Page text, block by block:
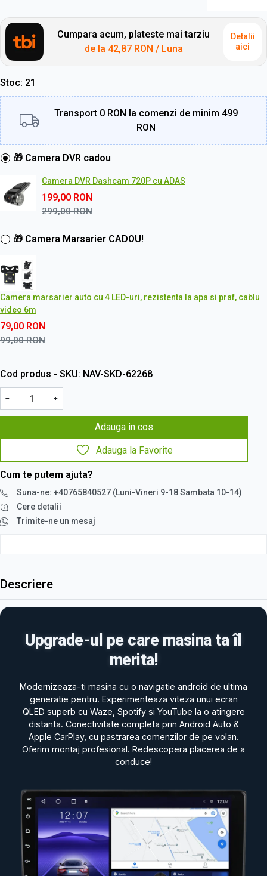
Cumpara acum, plateste mai tarziu
de la 42,87 RON / Luna
Detalii
aici
Stoc 21
Transport 0 RON la comenzi de minim 499
RON
🎁 Camera DVR cadou
Camera DVR Dashcam 720P cu ADAS
199,00 RON
299,00RON
🎁 Camera Marsarier CADOU!
Camera marsarier auto cu 4 LED-uri, rezistenta la apa si praf, cablu
video 6m
79,00 RON
99,00RON
Cod produs - SKU NAV-SKD-62268
− +
Adauga in cos
Adauga la Favorite
Cum te putem ajuta?
Suna-ne: +40765840527 (Luni-Vineri 9-18 Sambata 10-14)
Cere detalii
Trimite-ne un mesaj
Descriere
Upgrade-ul pe care masina ta îl
merita!
Modernizeaza-ti masina cu o navigatie android de ultima
generatie pentru. Experimenteaza viteza unui ecran
QLED superb cu Waze, Spotify si YouTube la o atingere
distanta. Conectivitate completa prin Android Auto &
Apple CarPlay, cu pastrarea comenzilor de pe volan.
Oferim montaj profesional. Redescopera placerea de a
conduce!